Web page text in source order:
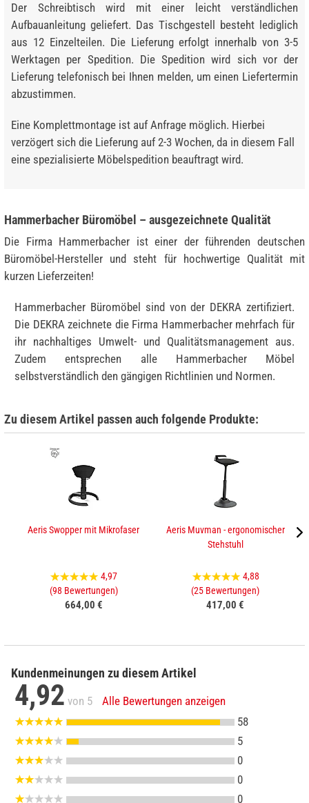
Der Schreibtisch wird mit einer leicht verständlichen
Aufbauanleitung geliefert. Das Tischgestell besteht lediglich
aus 12 Einzelteilen. Die Lieferung erfolgt innerhalb von 3-5
Werktagen per Spedition. Die Spedition wird sich vor der
Lieferung telefonisch bei Ihnen melden, um einen Liefertermin
abzustimmen.
Eine Komplettmontage ist auf Anfrage möglich. Hierbei
verzögert sich die Lieferung auf 2-3 Wochen, da in diesem Fall
eine spezialisierte Möbelspedition beauftragt wird.
Hammerbacher Büromöbel – ausgezeichnete Qualität
Die Firma Hammerbacher ist einer der führenden deutschen
Büromöbel-Hersteller und steht für hochwertige Qualität mit
kurzen Lieferzeiten!
Hammerbacher Büromöbel sind von der DEKRA zertifiziert.
Die DEKRA zeichnete die Firma Hammerbacher mehrfach für
ihr nachhaltiges Umwelt- und Qualitätsmanagement aus.
Zudem entsprechen alle Hammerbacher Möbel
selbstverständlich den gängigen Richtlinien und Normen.
Zu diesem Artikel passen auch folgende Produkte:
Aeris Swopper mit Mikrofaser
4,97
(98 Bewertungen)
664,00 €
Aeris Muvman - ergonomischer
Stehstuhl
4,88
(25 Bewertungen)
417,00 €
Kundenmeinungen zu diesem Artikel
4,92 von 5
Alle Bewertungen anzeigen
58
5
0
0
0